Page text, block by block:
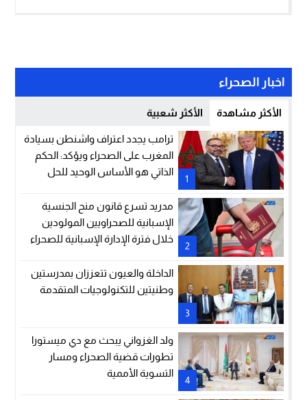
اخبار الصحراء
الأكثر مشاهدة الأكثر شعبية
1
ترامب يجدد اعتراف واشنطن بسيادة
المغرب على الصحراء ويؤكد: الحكم
الذاتي هو الأساس الوحيد للحل
2
مدريد تسرع قانون منح الجنسية
الإسبانية للصحراويين المولودين
خلال فترة الإدارة الإسبانية للصحراء
3
الداخلة والعيون تتعززان بمدرستين
وطنيتين للتكنولوجيات المتقدمة
4
ولد الغزواني يبحث مع دي ميستورا
تطورات قضية الصحراء ومسار
التسوية الأممية